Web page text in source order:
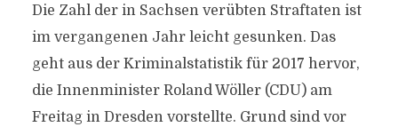
Die Zahl der in Sachsen verübten Straftaten ist
im vergangenen Jahr leicht gesunken. Das
geht aus der Kriminalstatistik für 2017 hervor,
die Innenminister Roland Wöller (CDU) am
Freitag in Dresden vorstellte. Grund sind vor